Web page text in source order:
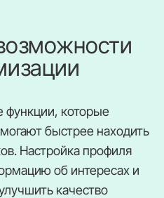
функции, которые
быстрее находить
Настройка профиля
об интересах и
качество